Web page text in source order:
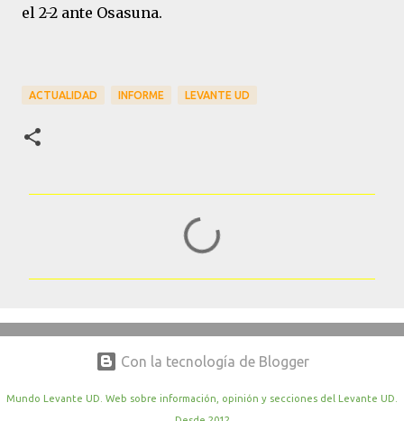
el 2-2 ante Osasuna.
ACTUALIDAD INFORME LEVANTE UD
n
r
Con la tecnología de Blogger
Mundo Levante UD. Web sobre información, opinión y secciones del Levante UD.